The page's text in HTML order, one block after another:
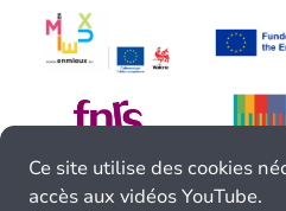
Ce site utilise des cookies
accès aux vidéos YouTube.